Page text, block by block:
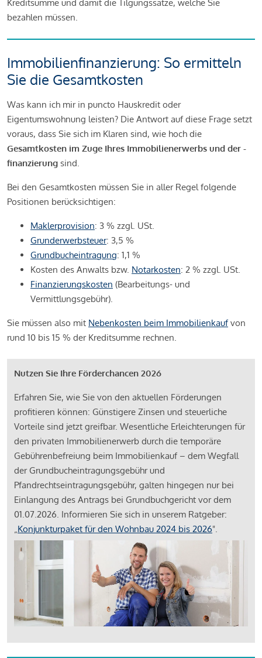
Kreditsumme und damit die Tilgungssätze, welche Sie
bezahlen müssen.
Immobilienfinanzierung: So ermitteln
Sie die Gesamtkosten
Was kann ich mir in puncto Hauskredit oder
Eigentumswohnung leisten? Die Antwort auf diese Frage setzt
voraus, dass Sie sich im Klaren sind, wie hoch die
Gesamtkosten im Zuge Ihres Immobilienerwerbs und der -
finanzierung sind.
Bei den Gesamtkosten müssen Sie in aller Regel folgende
Positionen berücksichtigen:
Maklerprovision: 3 % zzgl. USt.
Grunderwerbsteuer: 3,5 %
Grundbucheintragung: 1,1 %
Kosten des Anwalts bzw. Notarkosten: 2 % zzgl. USt.
Finanzierungskosten (Bearbeitungs- und
Vermittlungsgebühr).
Sie müssen also mit Nebenkosten beim Immobilienkaufvon
rund 10 bis 15 % der Kreditsumme rechnen.
Nutzen Sie Ihre Förderchancen 2026
Erfahren Sie, wie Sie von den aktuellen Förderungen
profitieren können: Günstigere Zinsen und steuerliche
Vorteile sind jetzt greifbar. Wesentliche Erleichterungen für
den privaten Immobilienerwerb durch die temporäre
Gebührenbefreiung beim Immobilienkauf – dem Wegfall
der Grundbucheintragungsgebühr und
Pfandrechtseintragungsgebühr, galten hingegen nur bei
Einlangung des Antrags bei Grundbuchgericht vor dem
01.07.2026. Informieren Sie sich in unserem Ratgeber:
„Konjunkturpaket für den Wohnbau 2024 bis 2026".